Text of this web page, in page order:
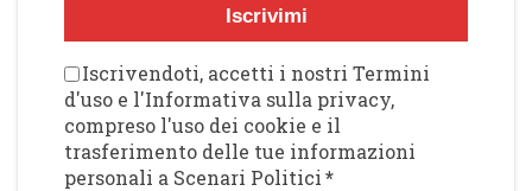
Iscrivimi
Iscrivendoti, accetti i nostri Termini
d'uso e l'Informativa sulla privacy,
compreso l'uso dei cookie e il
trasferimento delle tue informazioni
personali a Scenari Politici*